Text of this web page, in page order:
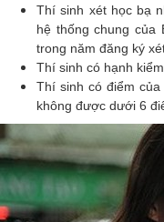
Thí sinh xét học bạ
hệ thống chung của
trong năm đăng ký
Thí sinh có hạnh
Thí sinh có điểm
không được dưới 6